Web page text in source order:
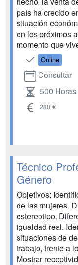
país ha crecido
situación
en los próximos
momento que
Online
Consultar
500 Horas
280 €
Técnico
Género
Objetivos:
de las mujeres.
estereotipo.
igualdad real.
situaciones de
trabajo, frente a
Mostrar